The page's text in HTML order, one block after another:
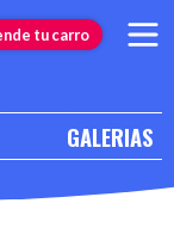
tu carro
GALERIAS